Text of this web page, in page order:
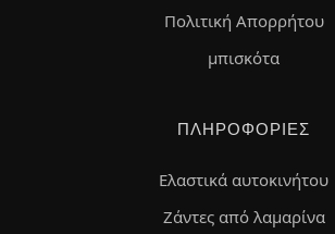
Πολιτική Απορρήτου
μπισκότα
ΠΛΗΡΟΦΟΡΊΕΣ
Ελαστικά αυτοκινήτου
Ζάντες από λαμαρίνα